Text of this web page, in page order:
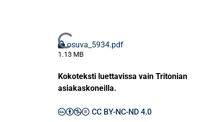
Ladataan...osuva_5934.pdf
1.13 MB
Kokoteksti luettavissa vain Tritonian
asiakaskoneilla.
CC BY-NC-ND 4.0